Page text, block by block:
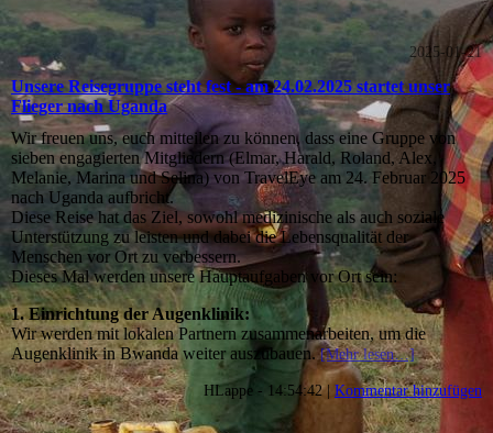
2025-01-21
Unsere Reisegruppe steht fest - am 24.02.2025 startet unser
Flieger nach Uganda
Wir freuen uns, euch mitteilen zu können, dass eine Gruppe von
sieben engagierten Mitgliedern (Elmar, Harald, Roland, Alex,
Melanie, Marina und Selina) von TravelEye am 24. Februar 2025
nach Uganda aufbricht.
Diese Reise hat das Ziel, sowohl medizinische als auch soziale
Unterstützung zu leisten und dabei die Lebensqualität der
Menschen vor Ort zu verbessern.
Dieses Mal werden unsere Hauptaufgaben vor Ort sein:
1. Einrichtung der Augenklinik:
Wir werden mit lokalen Partnern zusammenarbeiten, um die
Augenklinik in Bwanda weiter auszubauen.[Mehr lesen…]
HLappe - 14:54:42 | Kommentar hinzufügen